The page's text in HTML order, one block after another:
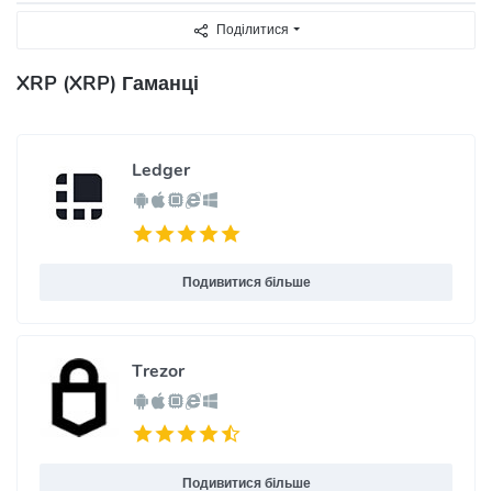
Поділитися
XRP (XRP) Гаманці
Ledger
Подивитися більше
Trezor
Подивитися більше